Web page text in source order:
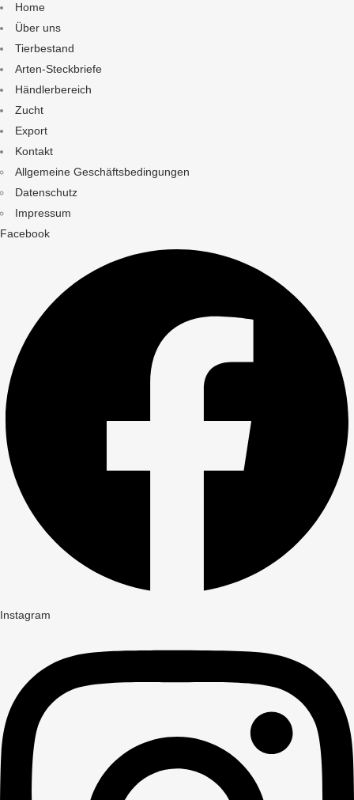
Home
Über uns
Tierbestand
Arten-Steckbriefe
Händlerbereich
Zucht
Export
Kontakt
Allgemeine Geschäftsbedingungen
Datenschutz
Impressum
Facebook
Instagram